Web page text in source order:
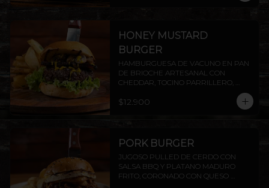
HONEY MUSTARD
BURGER
HAMBURGUESA DE VACUNO EN PAN
DE BRIOCHE ARTESANAL CON
CHEDDAR, TOCINO PARRILLERO,
HONEY MUSTARD.INCLUYE PAPAS
$12.900
PORK BURGER
JUGOSO PULLED DE CERDO CON
SALSA BBQ Y PLATANO MADURO
FRITO, CORONADO CON QUESO